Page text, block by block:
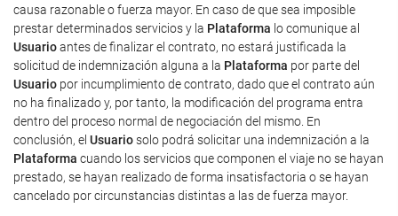
causa razonable o fuerza mayor. En caso de que sea imposible
prestar determinados servicios y la Plataforma lo comunique al
Usuarioantes de finalizar el contrato, no estará justificada la
solicitud de indemnización alguna a la Plataforma por parte del
Usuario por incumplimiento de contrato, dado que el contrato aún
no ha finalizado y, por tanto, la modificación del programa entra
dentro del proceso normal de negociación del mismo. En
conclusión, el Usuariosolo podrá solicitar una indemnización a la
Plataforma cuando los servicios que componen el viaje no se hayan
prestado, se hayan realizado de forma insatisfactoria o se hayan
cancelado por circunstancias distintas a las de fuerza mayor.